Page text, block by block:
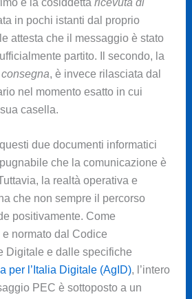
in pochi istanti dal proprio
attesta che il messaggio è stato
partito. Il secondo, la
, è invece rilasciata dal
nel momento esatto in cui
casella.
due documenti informatici
che la comunicazione è
la realtà operativa e
che non sempre il percorso
positivamente. Come
normato dal Codice
Digitale e dalle specifiche
per l’Italia Digitale (AgID), l’intero
PEC è sottoposto a un